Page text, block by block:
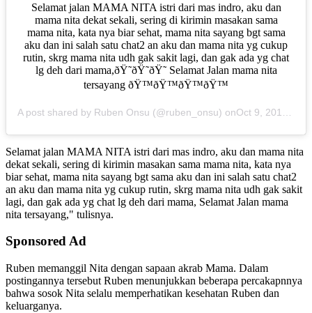
Selamat jalan MAMA NITA istri dari mas indro, aku dan
mama nita dekat sekali, sering di kirimin masakan sama
mama nita, kata nya biar sehat, mama nita sayang bgt sama
aku dan ini salah satu chat2 an aku dan mama nita yg cukup
rutin, skrg mama nita udh gak sakit lagi, dan gak ada yg chat
lg deh dari mama,ðŸ˜­ðŸ˜­ðŸ˜­ Selamat Jalan mama nita
tersayang ðŸ™ðŸ™ðŸ™ðŸ™
A post shared by Ruben Onsu (@ruben_onsu) onOct 9, 2018 at 12:01pm PDT
Selamat jalan MAMA NITA istri dari mas indro, aku dan mama nita
dekat sekali, sering di kirimin masakan sama mama nita, kata nya
biar sehat, mama nita sayang bgt sama aku dan ini salah satu chat2
an aku dan mama nita yg cukup rutin, skrg mama nita udh gak sakit
lagi, dan gak ada yg chat lg deh dari mama, Selamat Jalan mama
nita tersayang," tulisnya.
Sponsored Ad
Ruben memanggil Nita dengan sapaan akrab Mama. Dalam
postingannya tersebut Ruben menunjukkan beberapa percakapnnya
bahwa sosok Nita selalu memperhatikan kesehatan Ruben dan
keluarganya.